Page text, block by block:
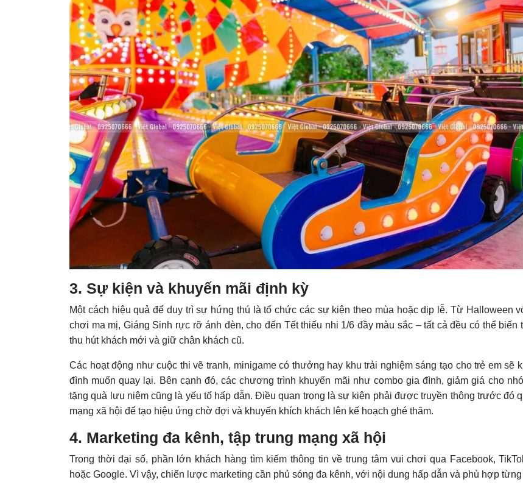
3. Sự kiện và khuyến mãi định kỳ
Một cách hiệu quả để duy trì sự hứng thú là tổ chức các sự kiện theo mùa hoặc dịp lễ. Từ Halloween
chơi ma mị, Giáng Sinh rực rỡ ánh đèn, cho đến Tết thiếu nhi 1/6 đầy màu sắc – tất cả đều có thể biến
thu hút khách mới và giữ chân khách cũ.
Các hoạt động như cuộc thi vẽ tranh, minigame có thưởng hay khu trải nghiệm sáng tạo cho trẻ em sẽ
đình muốn quay lại. Bên cạnh đó, các chương trình khuyến mãi như combo gia đình, giảm giá cho
tặng quà lưu niệm cũng là yếu tố hấp dẫn. Điều quan trọng là sự kiện phải được truyền thông trước đó
mạng xã hội để tạo hiệu ứng chờ đợi và khuyến khích khách lên kế hoạch ghé thăm.
4. Marketing đa kênh, tập trung mạng xã hội
Trong thời đại số, phần lớn khách hàng tìm kiếm thông tin về trung tâm vui chơi qua Facebook,
hoặc Google. Vì vậy, chiến lược marketing cần phủ sóng đa kênh, với nội dung hấp dẫn và phù hợp từng